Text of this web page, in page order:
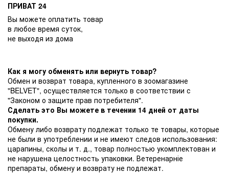
ПРИВАТ 24
Вы можете оплатить товар
в любое время суток,
не выходя из дома
Как я могу обменять или вернуть товар?
Обмен и возврат товара, купленного в зоомагазине
"BELVET", осуществляется только в соответствии с
"Законом о защите прав потребителя".
Сделать это Вы можете в течении 14 дней от даты
покупки.
Обмену либо возврату подлежат только те товары, которые
не были в употреблении и не имеют следов использования:
царапины, сколы и т. д., товар полностью укомплектован и
не нарушена целостность упаковки. Ветеренарніе
препараты, обмену и возврату не подлежат.